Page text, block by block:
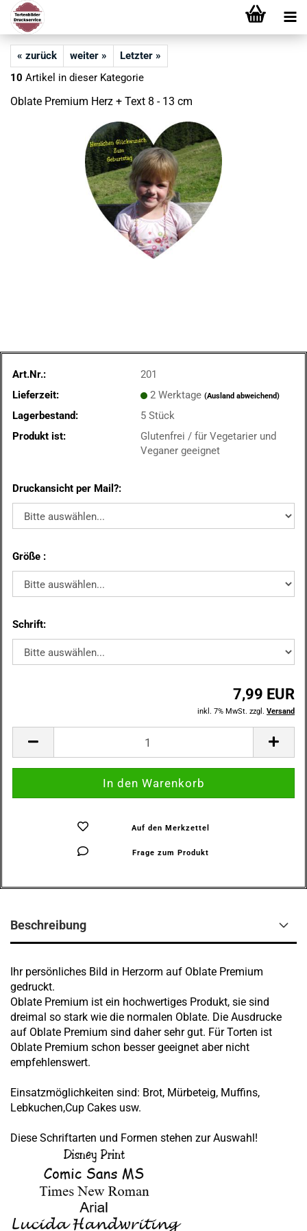
« zurück weiter »
Letzter »
10 Artikel in dieser Kategorie
Oblate Premium Herz + Text 8 - 13 cm
Art.Nr.:
201
Lieferzeit:
2 Werktage (Ausland abweichend)
Lagerbestand: 5 Stück
Produkt ist:
Glutenfrei / für Vegetarier und
Veganer geeignet
Druckansicht per Mail?:
Größe :
Schrift:
7,99 EUR
inkl. 7% MwSt. zzgl. Versand
Auf den Merkzettel
Frage zum Produkt
Beschreibung
Ihr persönliches Bild in Herzorm auf Oblate Premium
gedruckt.
Oblate Premium ist ein hochwertiges Produkt, sie sind
dreimal so stark wie die normalen Oblate. Die Ausdrucke
auf Oblate Premium sind daher sehr gut. Für Torten ist
Oblate Premium schon besser geeignet aber nicht
empfehlenswert.
Einsatzmöglichkeiten sind: Brot, Mürbeteig, Muffins,
Lebkuchen,Cup Cakes usw.
Diese Schriftarten und Formen stehen zur Auswahl!